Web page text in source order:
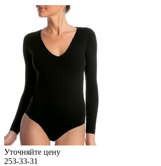
Уточняйте цену
253-33-31